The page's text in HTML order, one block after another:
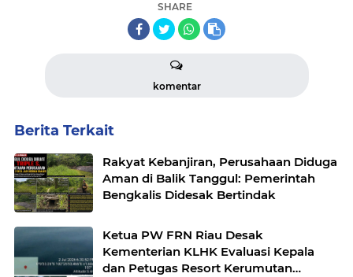
SHARE
komentar
Berita Terkait
Rakyat Kebanjiran, Perusahaan Diduga
Aman di Balik Tanggul: Pemerintah
Bengkalis Didesak Bertindak
Ketua PW FRN Riau Desak
Kementerian KLHK Evaluasi Kepala
dan Petugas Resort Kerumutan